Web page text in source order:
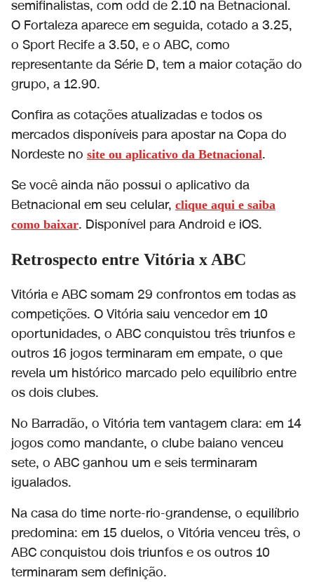
semifinalistas, com odd de 2.10 na Betnacional.
O Fortaleza aparece em seguida, cotado a 3.25,
o Sport Recife a 3.50, e o ABC, como
representante da Série D, tem a maior cotação do
grupo, a 12.90.
Confira as cotações atualizadas e todos os
mercados disponíveis para apostar na Copa do
Nordeste no site ou aplicativo da Betnacional.
Se você ainda não possui o aplicativo da
Betnacional em seu celular, clique aqui e saiba
como baixar. Disponível para Android e iOS.
Retrospecto entre Vitória x ABC
Vitória e ABC somam 29 confrontos em todas as
competições. O Vitória saiu vencedor em 10
oportunidades, o ABC conquistou três triunfos e
outros 16 jogos terminaram em empate, o que
revela um histórico marcado pelo equilíbrio entre
os dois clubes.
No Barradão, o Vitória tem vantagem clara: em 14
jogos como mandante, o clube baiano venceu
sete, o ABC ganhou um e seis terminaram
igualados.
Na casa do time norte-rio-grandense, o equilíbrio
predomina: em 15 duelos, o Vitória venceu três, o
ABC conquistou dois triunfos e os outros 10
terminaram sem definição.